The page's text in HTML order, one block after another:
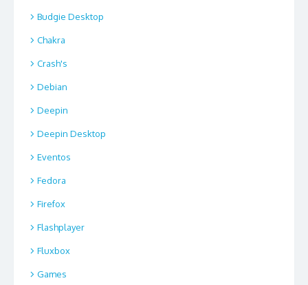
Budgie Desktop
Chakra
Crash's
Debian
Deepin
Deepin Desktop
Eventos
Fedora
Firefox
Flashplayer
Fluxbox
Games